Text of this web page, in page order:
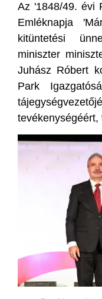
Az '1848/49. évi
Emléknapja
kitüntetési
miniszter
Juhász Róbert
Park